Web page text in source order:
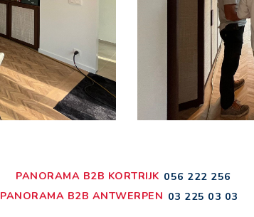
PANORAMA B2B KORTRIJK 056 222 256
PANORAMA B2B ANTWERPEN 03 225 03 03